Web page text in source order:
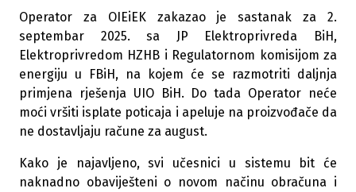
Operator za OIEiEK zakazao je sastanak za 2.
septembar 2025. sa JP Elektroprivreda BiH,
Elektroprivredom HZHB i Regulatornom komisijom za
energiju u FBiH, na kojem će se razmotriti daljnja
primjena rješenja UIO BiH. Do tada Operator neće
moći vršiti isplate poticaja i apeluje na proizvođače da
ne dostavljaju račune za august.
Kako je najavljeno, svi učesnici u sistemu bit će
naknadno obaviješteni o novom načinu obračuna i